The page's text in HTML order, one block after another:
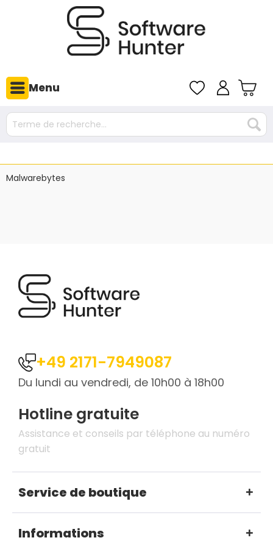
Menu
Malwarebytes
+49 2171-7949087
Du lundi au vendredi, de 10h00 à 18h00
Hotline gratuite
Assistance et conseils par téléphone au numéro
gratuit
Service de boutique
Informations